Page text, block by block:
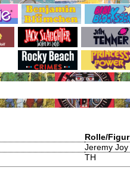
Rolle/Figur
Jeremy Joy
TH